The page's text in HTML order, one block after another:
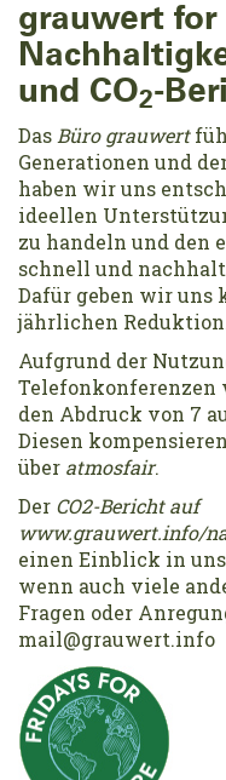
grauwert for
und CO2-
Das Büro grauwert
Generationen und
haben wir uns
ideellen
zu handeln und den
schnell und
Dafür geben wir uns
jährlichen
Aufgrund der
Telefonkonferenzen
den Abdruck von 7
Diesen
über atmosfair.
Der CO2-Bericht auf
www.grauwert.info/
einen Einblick in
wenn auch viele
Fragen oder
mail@grauwert.info